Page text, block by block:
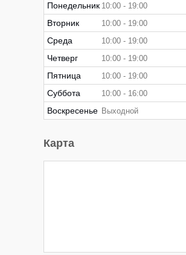
Понедельник 10:00 19:00
Вторник 10:00 19:00
Среда 10:00 19:00
Четверг 10:00 19:00
Пятница 10:00 19:00
Суббота 10:00 16:00
Воскресенье Выходной
Карта